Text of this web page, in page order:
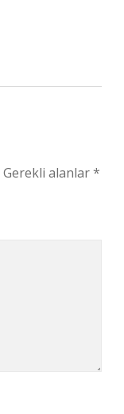
Gerekli alanlar*